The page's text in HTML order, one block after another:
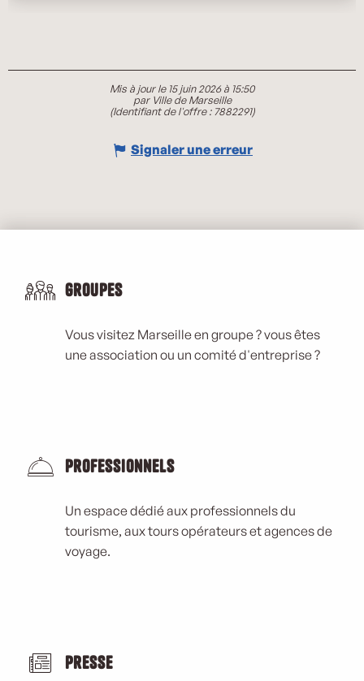
Mis à jour le 15 juin 2026 à 15:50
par Ville de Marseille
(Identifiant de l'offre : 7882291)
Signaler une erreur
Groupes
Vous visitez Marseille en groupe ? vous êtes
une association ou un comité d'entreprise ?
Professionnels
Un espace dédié aux professionnels du
tourisme, aux tours opérateurs et agences de
voyage.
Presse